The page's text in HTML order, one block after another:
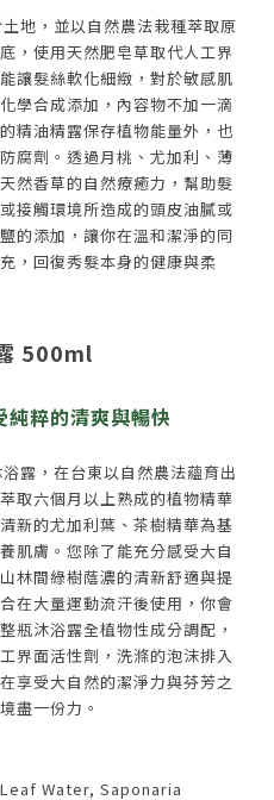
地，並以自然農法栽種萃取原
，使用天然肥皂草取代人工界
讓髮絲軟化細緻，對於敏感肌
學合成添加，內容物不加一滴
精油精露保存植物能量外，也
腐劑。透過月桃、尤加利、薄
然香草的自然療癒力，幫助髮
接觸環境所造成的頭皮油膩或
的添加，讓你在溫和潔淨的同
，回復秀髮本身的健康與柔
500ml
粹的清爽與暢快
露，在台東以自然農法蘊育出
取六個月以上熟成的植物精華
新的尤加利葉、茶樹精華為基
肌膚。您除了能充分感受大自
林間綠樹蔭濃的清新舒適與提
在大量運動流汗後使用，你會
瓶沐浴露全植物性成分調配，
界面活性劑，洗滌的泡沫排入
享受大自然的潔淨力與芬芳之
盡一份力。
Water, Saponaria